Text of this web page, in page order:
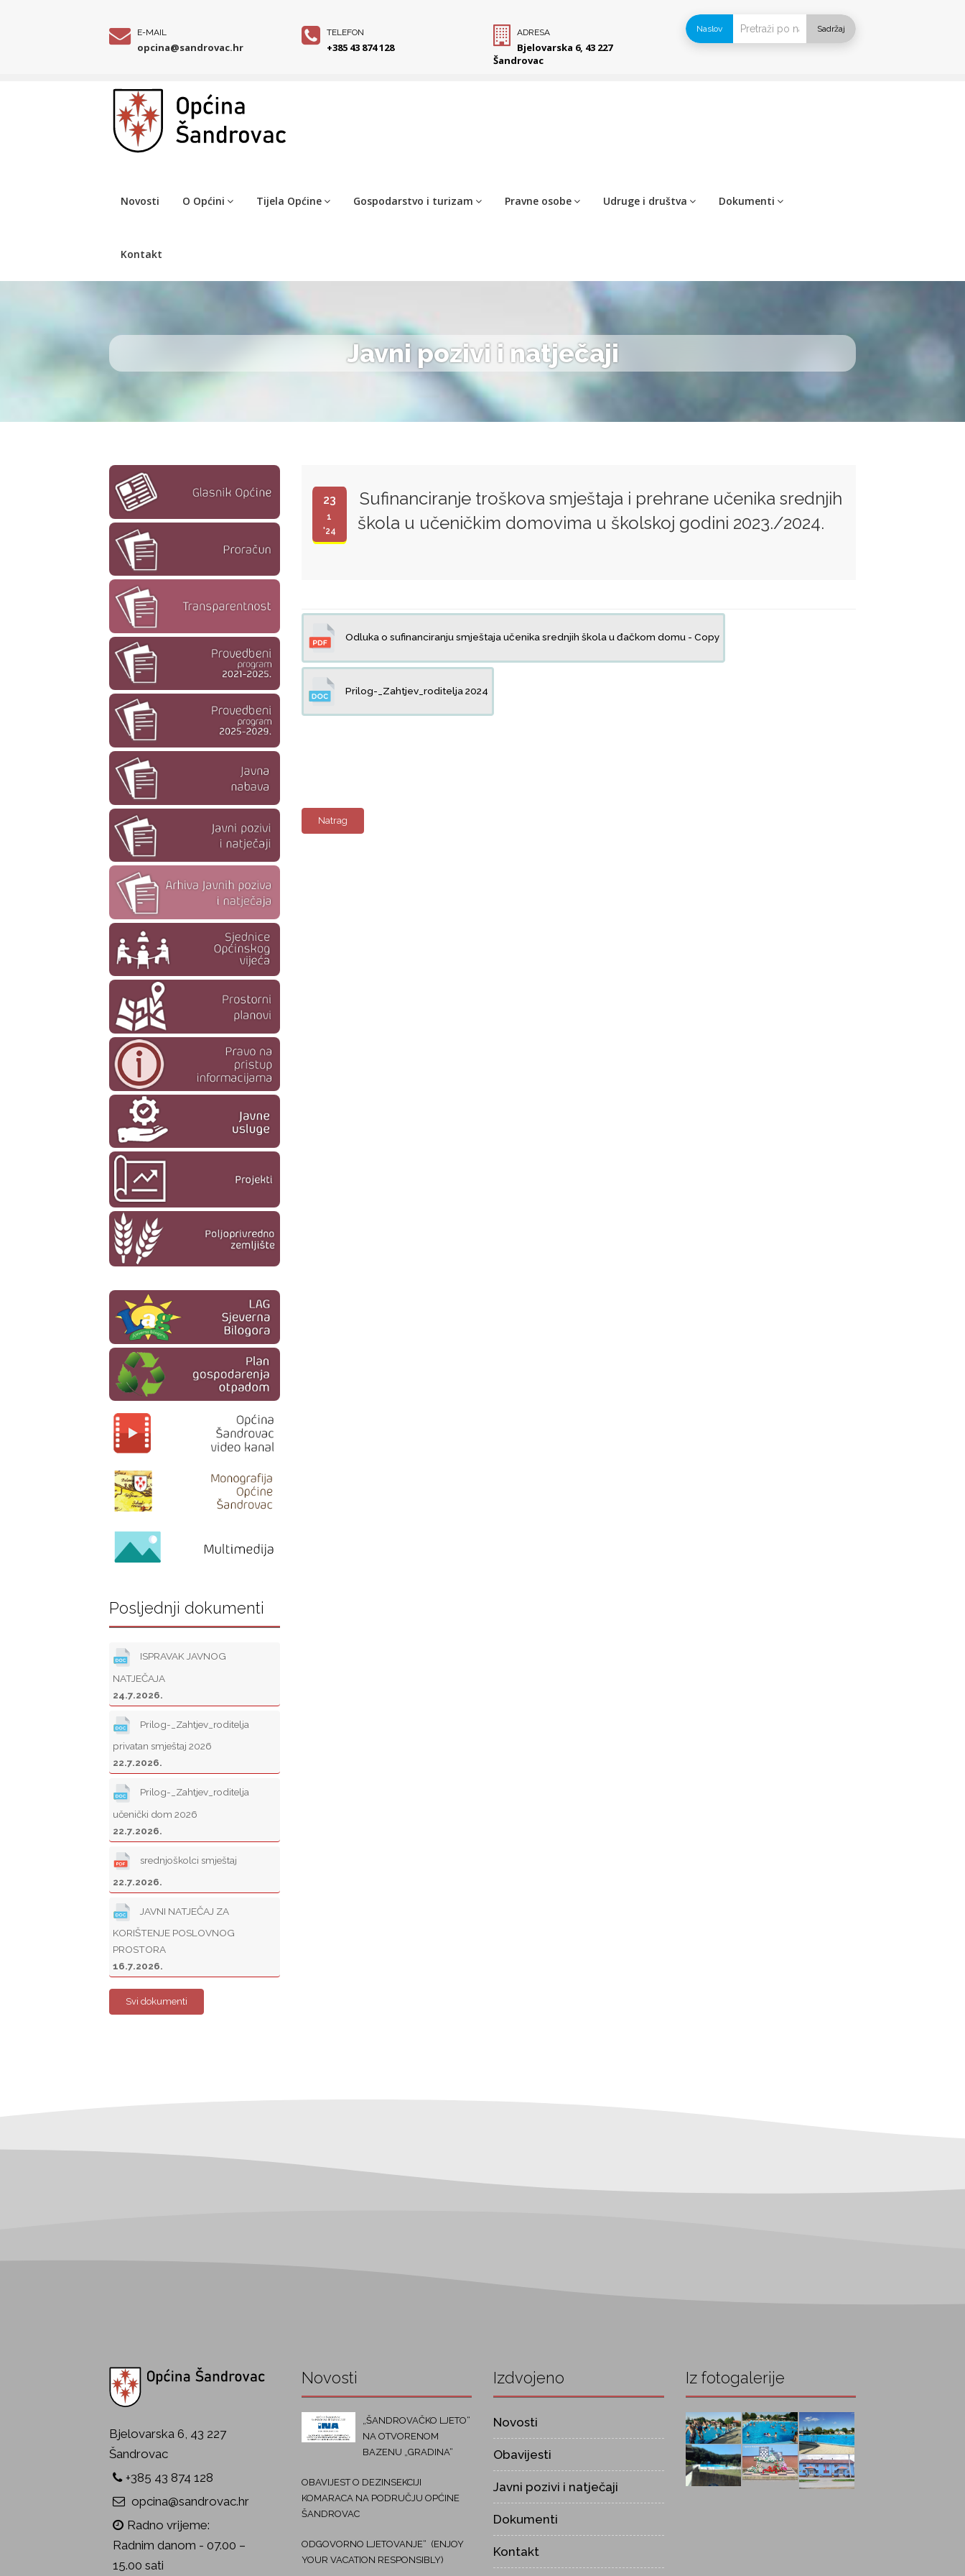
E-MAIL
opcina@sandrovac.hr
TELEFON
+385 43 874 128
ADRESA
Bjelovarska 6, 43 227
Šandrovac
Naslov Sadržaj
Novosti O Općini Tijela Općine Gospodarstvo i turizam Pravne osobe Udruge i društva Dokumenti
Kontakt
Javni pozivi i natječaji
23
1
'24
Sufinanciranje troškova smještaja i prehrane učenika srednjih
škola u učeničkim domovima u školskoj godini 2023./2024.
Odluka o sufinanciranju smještaja učenika srednjih škola u đačkom domu - Copy
Prilog-_Zahtjev_roditelja 2024
Natrag
Posljednji dokumenti
ISPRAVAK JAVNOG
NATJEČAJA
24.7.2026.
Prilog-_Zahtjev_roditelja
privatan smještaj 2026
22.7.2026.
Prilog-_Zahtjev_roditelja
učenički dom 2026
22.7.2026.
srednjoškolci smještaj
22.7.2026.
JAVNI NATJEČAJ ZA
KORIŠTENJE POSLOVNOG
PROSTORA
16.7.2026.
Svi dokumenti
Bjelovarska 6, 43 227
Šandrovac
+385 43 874 128
opcina@sandrovac.hr
Radno vrijeme:
Radnim danom - 07.00 –
15.00 sati
Novosti
„ŠANDROVAČKO LJETO“
NA OTVORENOM
BAZENU „GRADINA“
OBAVIJEST O DEZINSEKCIJI
KOMARACA NA PODRUČJU OPĆINE
ŠANDROVAC
ODGOVORNO LJETOVANJE“ (ENJOY
YOUR VACATION RESPONSIBLY)
Izdvojeno
Novosti
Obavijesti
Javni pozivi i natječaji
Dokumenti
Kontakt
Iz fotogalerije